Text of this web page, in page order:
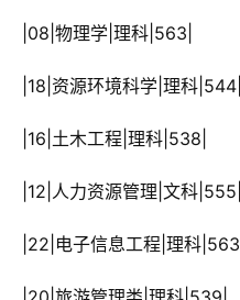
|08|物理学|理科|563|
|18|资源环境科学|理科|544|
|16|土木工程|理科|538|
|12|人力资源管理|文科|555|
|22|电子信息工程|理科|563|